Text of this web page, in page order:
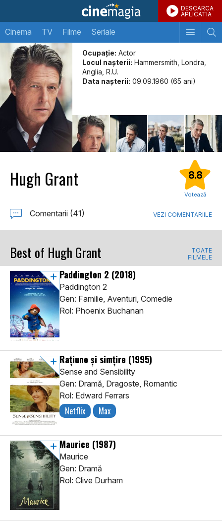
DESCARCA
APLICATIA
Cinema TV Filme Seriale
Ocupație: Actor
Locul naşterii: Hammersmith, Londra,
Anglia, R.U.
Data naşterii: 09.09.1960 (65 ani)
Hugh Grant 8.8
Votează
Comentarii (41) VEZI COMENTARIILE
Best of Hugh Grant
TOATE
FILMELE
Paddington 2 (2018)
Paddington 2
Gen: Familie, Aventuri, Comedie
Rol: Phoenix Buchanan
Rațiune și simțire (1995)
Sense and Sensibility
Gen: Dramă, Dragoste, Romantic
Rol: Edward Ferrars
Netflix Max
Maurice (1987)
Maurice
Gen: Dramă
Rol: Clive Durham